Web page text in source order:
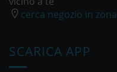
cerca negozio in zona
SCARICA APP